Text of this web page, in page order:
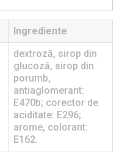
Ingrediente
dextroză, sirop din
glucoză, sirop din
porumb,
antiaglomerant:
E470b; corector de
aciditate: E296;
arome, colorant:
E162.